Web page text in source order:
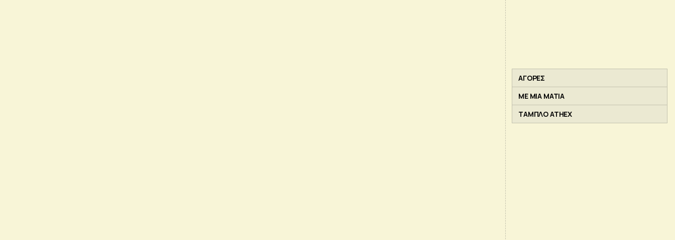
ΑΓΟΡΕΣ
ΜΕ ΜΙΑ ΜΑΤΙΑ
ΤΑΜΠΛΟ ATHEX